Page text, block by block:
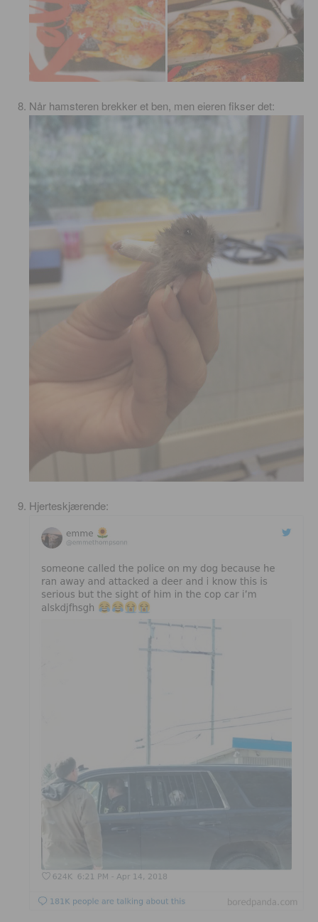
Når hamsteren brekker et ben, men eieren fikser det:
Hjerteskjærende: